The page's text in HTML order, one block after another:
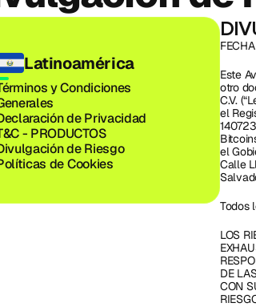
Latinoamérica
y Condiciones
de Privacidad
- PRODUCTOS
de Riesgo
de Cookies
Este
otro
C.V.
el
el
Calle
Todos
LOS
DE
CON